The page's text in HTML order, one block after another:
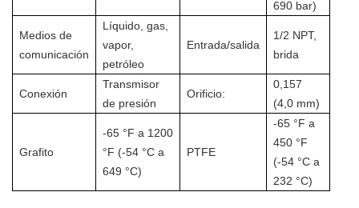
690 bar)
Medios de
comunicación
Líquido, gas,
vapor,
petróleo
Entrada/salida
1/2 NPT,
brida
Conexión
Transmisor
de presión
Orificio:
0,157
(4,0 mm)
Grafito
-65 °F a 1200
°F (-54 °C a
649 °C)
PTFE
-65 °F a
450 °F
(-54 °C a
232 °C)